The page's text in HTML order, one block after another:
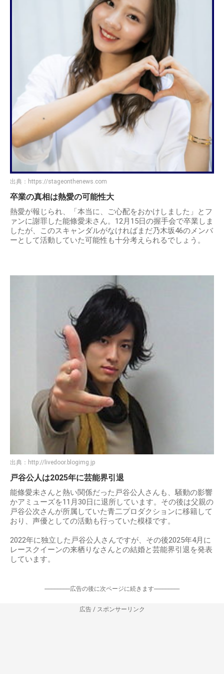
出典： https://stageonthenews.com
卒業の真相は熱愛の可能性大
熱愛が報じられ、「本当に、ご心配をおかけしました」とフ
ァンに謝罪した能條愛未さん。12月15日の握手会で卒業しま
したが、このスキャンダルがなければまだ乃木坂46のメンバ
ーとして活動していた可能性も十分考えられるでしょう。
出典： http://livedoor.blogimg.jp
戸谷公人は2025年に芸能界引退
能條愛未さんと熱い関係だった戸谷公人さんも、騒動の影響
かアミューズを11月30日に退所しています。その後は父親の
戸谷公次さんが所属していた青二プロダクションに移籍して
おり、声優としての活動も行っていた模様です。
2022年に独立した戸谷公人さんですが、その後2025年4月に
レースクイーンの来栖りなさんとの結婚と芸能界引退を発表
しています。
-----------------広告の後に次ページに続きます-----------------
広告 / スポンサーリンク